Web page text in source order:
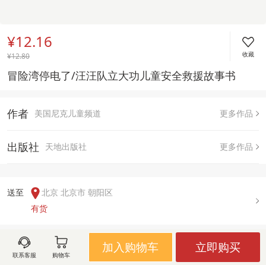
¥12.16
¥12.80 收藏
冒险湾停电了/汪汪队立大功儿童安全救援故事书
作者 美国尼克儿童频道 更多作品
出版社 天地出版社 更多作品
送至
北京 北京市 朝阳区
有货
用户评论(
联系客服 购物车
加入购物车 立即购买